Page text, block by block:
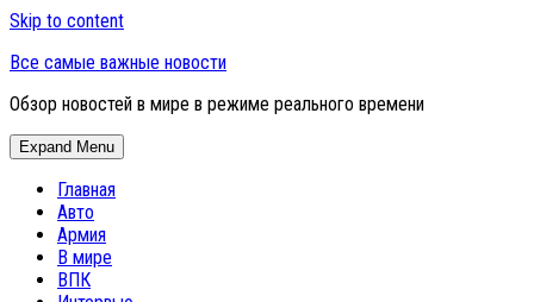
Skip to content
Все самые важные новости
Обзор новостей в мире в режиме реального времени
Expand Menu
Главная
Авто
Армия
В мире
ВПК